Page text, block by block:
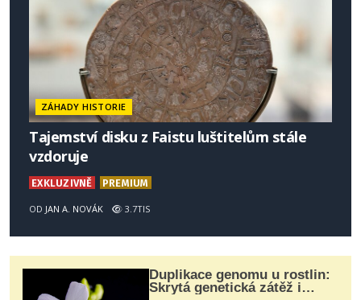
ZÁHADY HISTORIE
Tajemství disku z Faistu luštitelům stále
vzdoruje
EXKLUZIVNĚ PREMIUM
OD JAN A. NOVÁK 3.7TIS
Duplikace genomu u rostlin:
Skrytá genetická zátěž i